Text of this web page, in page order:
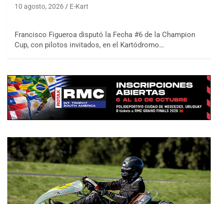
10 agosto, 2026 E-Kart
Francisco Figueroa disputó la Fecha #6 de la Champion
Cup, con pilotos invitados, en el Kartódromo…